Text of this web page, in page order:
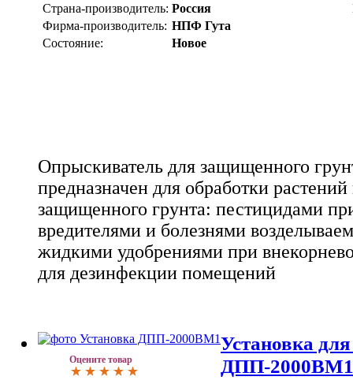
Страна-производитель: Россия
Фирма-производитель: НПФ Гута
Состояние:
Новое
Опрыскиватель для защищенного
предназначен для обработки
защищенного грунта: пестицидами
вредителями и болезнями
жидкими удобрениями при
для дезинфекции помещений
Оцените товар
Установка
ДПП-2000ВМ1